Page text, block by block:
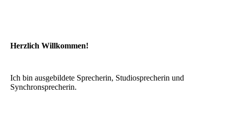
Herzlich Willkommen!
Ich bin ausgebildete Sprecherin, Studiosprecherin und
Synchronsprecherin.